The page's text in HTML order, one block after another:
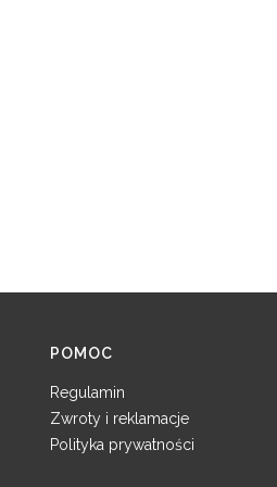
POMOC
Regulamin
Zwroty i reklamacje
Polityka prywatności